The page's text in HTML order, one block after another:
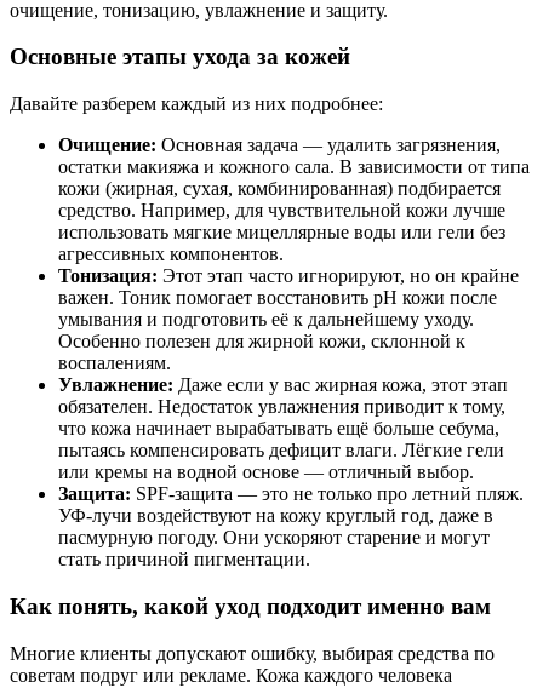
очищение, тонизацию, увлажнение и защиту.
Основные этапы ухода за кожей
Давайте разберем каждый из них подробнее:
Очищение: Основная задача — удалить загрязнения,
остатки макияжа и кожного сала. В зависимости от типа
кожи (жирная, сухая, комбинированная) подбирается
средство. Например, для чувствительной кожи лучше
использовать мягкие мицеллярные воды или гели без
агрессивных компонентов.
Тонизация: Этот этап часто игнорируют, но он крайне
важен. Тоник помогает восстановить pH кожи после
умывания и подготовить её к дальнейшему уходу.
Особенно полезен для жирной кожи, склонной к
воспалениям.
Увлажнение: Даже если у вас жирная кожа, этот этап
обязателен. Недостаток увлажнения приводит к тому,
что кожа начинает вырабатывать ещё больше себума,
пытаясь компенсировать дефицит влаги. Лёгкие гели
или кремы на водной основе — отличный выбор.
Защита: SPF-защита — это не только про летний пляж.
УФ-лучи воздействуют на кожу круглый год, даже в
пасмурную погоду. Они ускоряют старение и могут
стать причиной пигментации.
Как понять, какой уход подходит именно вам
Многие клиенты допускают ошибку, выбирая средства по
советам подруг или рекламе. Кожа каждого человека